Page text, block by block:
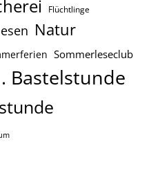
Flüchtlinge
Natur
Sommerleseclub
Bastelstunde